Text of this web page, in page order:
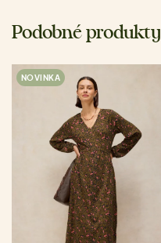
Podobné produkty
NOVINKA